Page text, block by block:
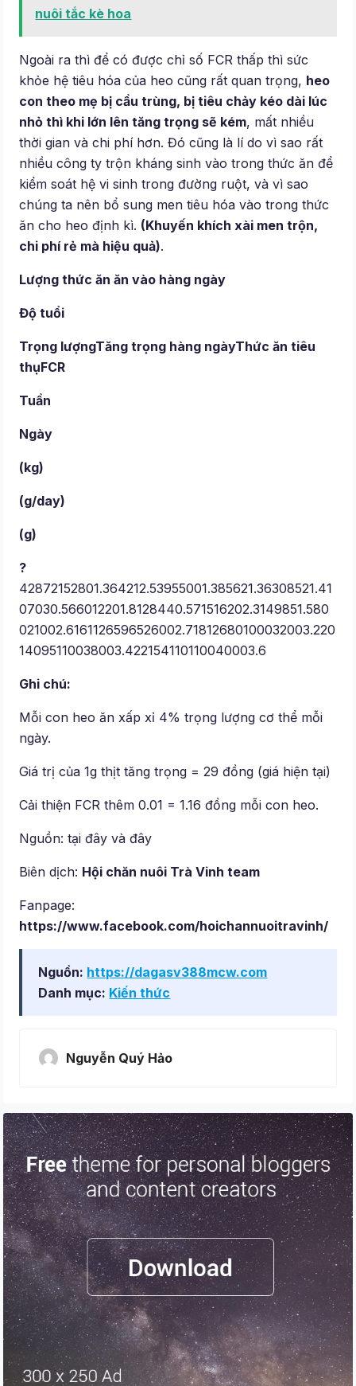
nuôi tắc kè hoa
Ngoài ra thì để có được chỉ số FCR thấp thì sức
khỏe hệ tiêu hóa của heo cũng rất quan trọng, heo
con theo mẹ bị cầu trùng, bị tiêu chảy kéo dài lúc
nhỏ thì khi lớn lên tăng trọng sẽ kém, mất nhiều
thời gian và chi phí hơn. Đó cũng là lí do vì sao rất
nhiều công ty trộn kháng sinh vào trong thức ăn để
kiểm soát hệ vi sinh trong đường ruột, và vì sao
chúng ta nên bổ sung men tiêu hóa vào trong thức
ăn cho heo định kì. (Khuyến khích xài men trộn,
chi phí rẻ mà hiệu quả).
Lượng thức ăn ăn vào hàng ngày
Độ tuổi
Trọng lượngTăng trọng hàng ngàyThức ăn tiêu
thụFCR
Tuần
Ngày
(kg)
(g/day)
(g)
?
42872152801.364212.53955001.385621.36308521.41
07030.566012201.8128440.571516202.3149851.580
021002.6161126596526002.71812680100032003.220
14095110038003.422154110110040003.6
Ghi chú:
Mỗi con heo ăn xấp xỉ 4% trọng lượng cơ thể mỗi
ngày.
Giá trị của 1g thịt tăng trọng = 29 đồng (giá hiện tại)
Cải thiện FCR thêm 0.01 = 1.16 đồng mỗi con heo.
Nguồn: tại đây và đây
Biên dịch: Hội chăn nuôi Trà Vinh team
Fanpage:
https://www.facebook.com/hoichannuoitravinh/
Nguồn: https://dagasv388mcw.com
Danh mục: Kiến thức
Nguyễn Quý Hảo